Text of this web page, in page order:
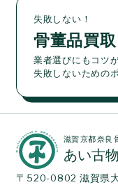
失敗しない！
骨董品買取
業者選びにもコツが
失敗しないための
滋賀 京都 奈良
あい古
〒520-0802 滋賀県